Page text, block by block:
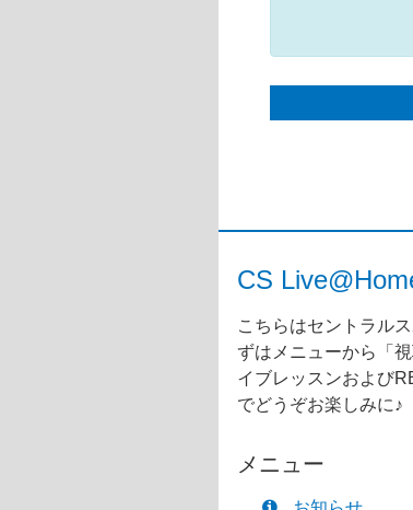
CS
こちらはセントラル
ずはメニューから「
イブレッスンおよび
でどうぞお楽しみに♪
メニュー